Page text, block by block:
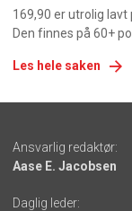
169,90 er utrolig
Den finnes på 60+
Les hele saken
-
links
Ansvarlig redaktør:
Aase E. Jacobsen
Daglig leder: